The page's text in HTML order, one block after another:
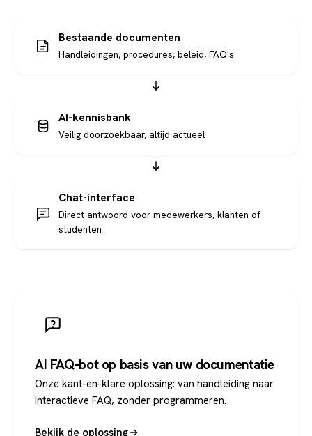
Bestaande documenten
Handleidingen, procedures, beleid, FAQ's
AI-kennisbank
Veilig doorzoekbaar, altijd actueel
Chat-interface
Direct antwoord voor medewerkers, klanten of
studenten
AI FAQ-bot op basis van uw documentatie
Onze kant-en-klare oplossing: van handleiding naar
interactieve FAQ, zonder programmeren.
Bekijk de oplossing